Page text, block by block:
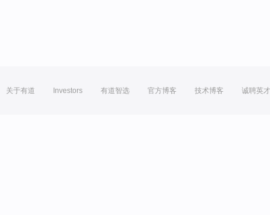
关于有道 Investors 有道智选 官方博客 技术博客 诚聘英才